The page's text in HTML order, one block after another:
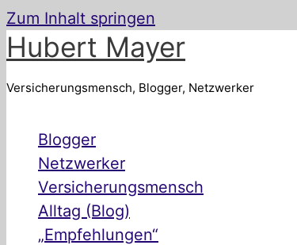
Zum Inhalt springen
Hubert Mayer
Versicherungsmensch, Blogger, Netzwerker
Blogger
Netzwerker
Versicherungsmensch
Alltag (Blog)
„Empfehlungen“